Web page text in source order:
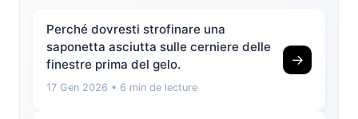
Perché dovresti strofinare una
saponetta asciutta sulle cerniere delle
finestre prima del gelo.
17 Gen 2026 • 6 min de lecture
→